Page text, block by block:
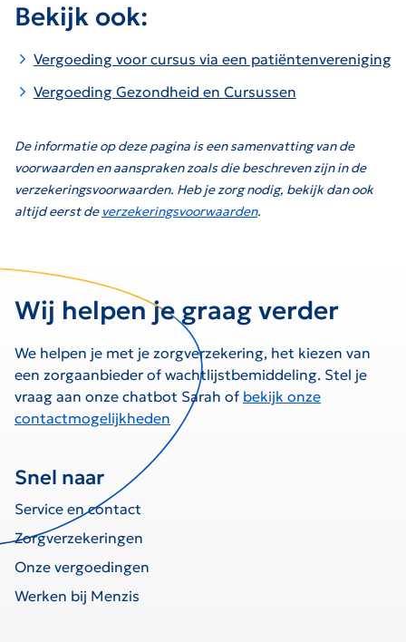
Bekijk ook:
Vergoeding voor cursus via een patiëntenvereniging
Vergoeding Gezondheid en Cursussen
De informatie op deze pagina is een samenvatting van de
voorwaarden en aanspraken zoals die beschreven zijn in de
verzekeringsvoorwaarden. Heb je zorg nodig, bekijk dan ook
altijd eerst de verzekeringsvoorwaarden.
Wij helpen je graag verder
We helpen je met je zorgverzekering, het kiezen van
een zorgaanbieder of wachtlijstbemiddeling. Stel je
vraag aan onze chatbot Sarah of bekijk onze
contactmogelijkheden
Snel naar
Service en contact
Zorgverzekeringen
Onze vergoedingen
Werken bij Menzis